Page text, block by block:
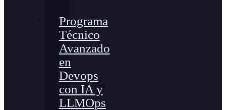
Programa
Técnico
Avanzado
en
Devops
con IA y
LLMOps